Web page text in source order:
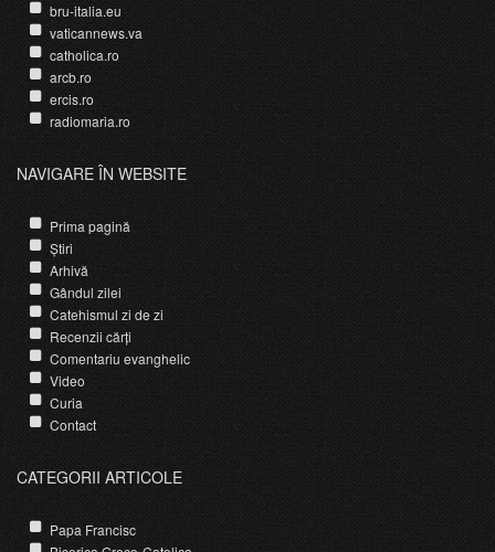
bru-italia.eu
vaticannews.va
catholica.ro
arcb.ro
ercis.ro
radiomaria.ro
NAVIGARE ÎN WEBSITE
Prima pagină
Știri
Arhivă
Gândul zilei
Catehismul zi de zi
Recenzii cărți
Comentariu evanghelic
Video
Curia
Contact
CATEGORII ARTICOLE
Papa Francisc